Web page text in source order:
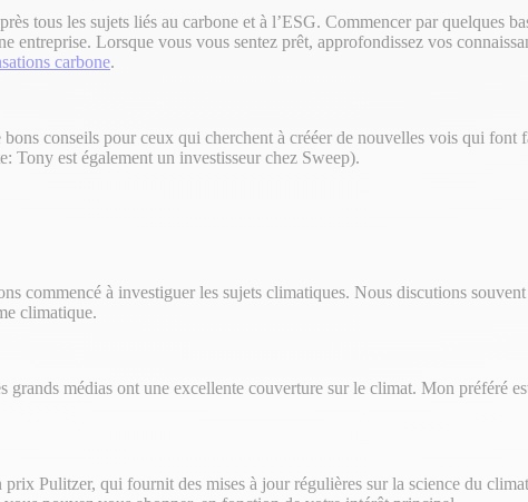
tous les sujets liés au carbone et à l’ESG. Commencer par quelques
entreprise. Lorsque vous vous sentez prêt, approfondissez vos
carbone.
conseils pour ceux qui cherchent à crééer de nouvelles vois qui font
Tony est également un investisseur chez Sweep).
commencé à investiguer les sujets climatiques. Nous discutions
climatique.
médias ont une excellente couverture sur le climat. Mon préféré
Pulitzer, qui fournit des mises à jour régulières sur la science du